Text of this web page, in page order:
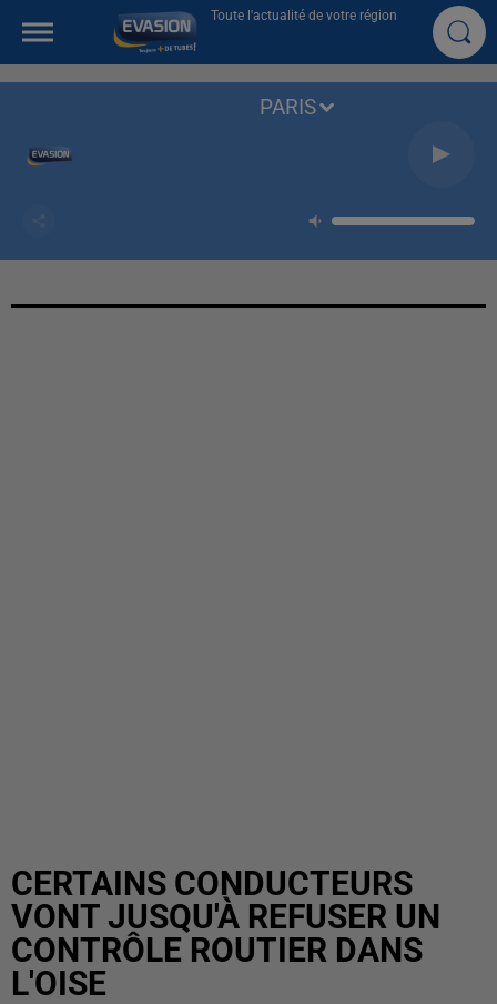
Toute l'actualité de votre région
PARIS
CERTAINS CONDUCTEURS
VONT JUSQU'À REFUSER UN
CONTRÔLE ROUTIER DANS
L'OISE